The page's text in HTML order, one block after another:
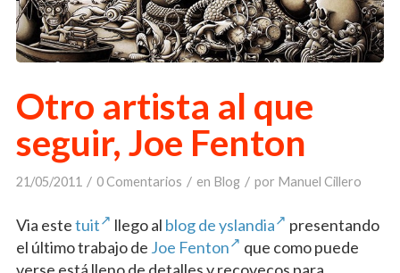
Otro artista al que
seguir, Joe Fenton
21/05/2011 / 0 Comentarios / en Blog / por Manuel Cillero
Via estetuit llego al blog de yslandia
presentando
el último trabajo de Joe Fenton
que como puede
verse está lleno de detalles y recovecos para